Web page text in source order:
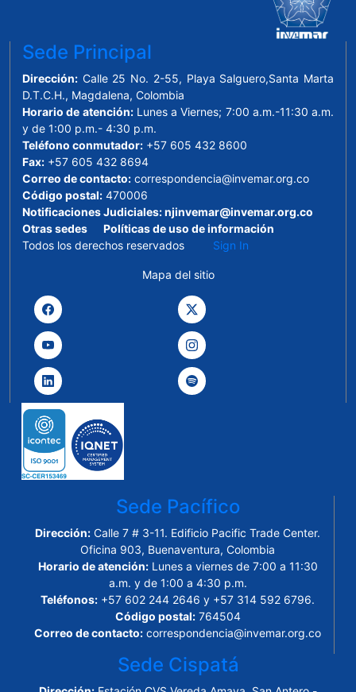
Sede Principal
Dirección: Calle 25 No. 2-55, Playa Salguero,Santa Marta
D.T.C.H., Magdalena, Colombia
Horario de atención:Lunes a Viernes; 7:00 a.m.-11:30 a.m.
y de 1:00 p.m.- 4:30 p.m.
Teléfono conmutador: +57 605 432 8600
Fax: +57 605 432 8694
Correo de contacto: correspondencia@invemar.org.co
Código postal: 470006
Notificaciones Judiciales:njinvemar@invemar.org.co
Otras sedes
Políticas de uso de información
Todos los derechos reservados Sign In
Mapa del sitio
Sede Pacífico
Dirección: Calle 7 # 3-11. Edificio Pacific Trade Center.
Oficina 903, Buenaventura, Colombia
Horario de atención:Lunes a viernes de 7:00 a 11:30
a.m. y de 1:00 a 4:30 p.m.
Teléfonos: +57 602 244 2646 y +57 314 592 6796.
Código postal:764504
Correo de contacto: correspondencia@invemar.org.co
Sede Cispatá